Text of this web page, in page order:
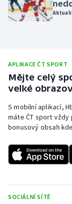
Plavání
Ragby
Rychlobruslení
Rychlostní
Sportovní
Stolní tenis
APLIKACE ČT SPORT
Mějte celý
velké
S mobilní aplikací,
máte ČT sport
bonusový obsah
SOCIÁLNÍ SÍTĚ